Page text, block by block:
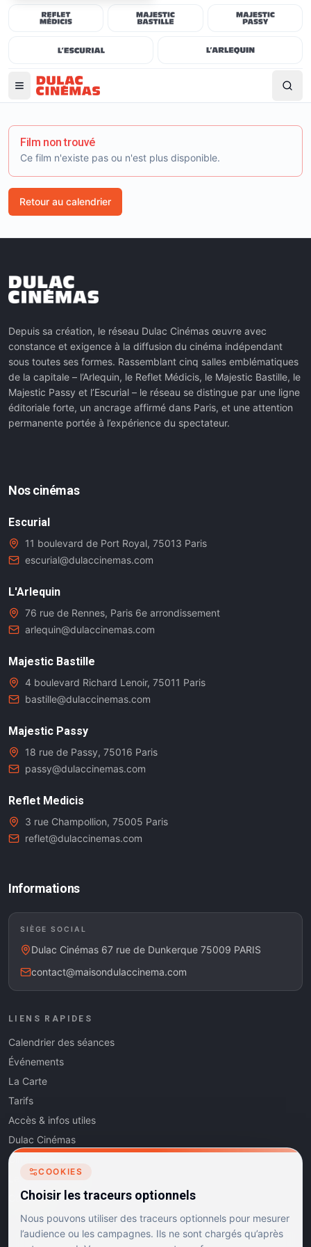
Film non trouvé
Ce film n'existe pas ou n'est plus disponible.
Retour au calendrier
Depuis sa création, le réseau Dulac Cinémas œuvre avec
constance et exigence à la diffusion du cinéma indépendant
sous toutes ses formes. Rassemblant cinq salles emblématiques
de la capitale – l’Arlequin, le Reflet Médicis, le Majestic Bastille, le
Majestic Passy et l’Escurial – le réseau se distingue par une ligne
éditoriale forte, un ancrage affirmé dans Paris, et une attention
permanente portée à l’expérience du spectateur.
Nos cinémas
Escurial
11 boulevard de Port Royal, 75013 Paris
escurial@dulaccinemas.com
L'Arlequin
76 rue de Rennes, Paris 6e arrondissement
arlequin@dulaccinemas.com
Majestic Bastille
4 boulevard Richard Lenoir, 75011 Paris
bastille@dulaccinemas.com
Majestic Passy
18 rue de Passy, 75016 Paris
passy@dulaccinemas.com
Reflet Medicis
3 rue Champollion, 75005 Paris
reflet@dulaccinemas.com
Informations
SIÈGE SOCIAL
Dulac Cinémas 67 rue de Dunkerque 75009 PARIS
contact@maisondulaccinema.com
LIENS RAPIDES
Calendrier des séances
Événements
La Carte
Tarifs
Accès & infos utiles
Dulac Cinémas
Cinéma5
Les Dits de l'Art
Contact
COOKIES
Choisir les traceurs optionnels
Nous pouvons utiliser des traceurs optionnels pour mesurer
l’audience ou les campagnes. Ils ne sont chargés qu’après